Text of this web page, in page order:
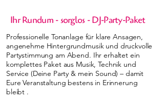
Ihr Rundum - sorglos - DJ-Party-Paket
Professionelle Tonanlage für klare Ansagen,
angenehme Hintergrundmusik und druckvolle
Partystimmung am Abend. Ihr erhaltet ein
komplettes Paket aus Musik, Technik und
Service (Deine Party & mein Sound) – damit
Eure Veranstaltung bestens in Erinnerung
bleibt .